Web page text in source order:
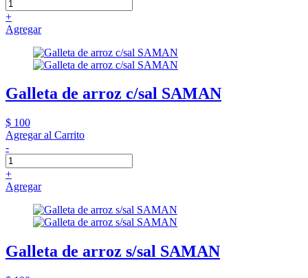
+
Agregar
Galleta de arroz c/sal SAMAN
$ 100
Agregar al Carrito
-
+
Agregar
Galleta de arroz s/sal SAMAN